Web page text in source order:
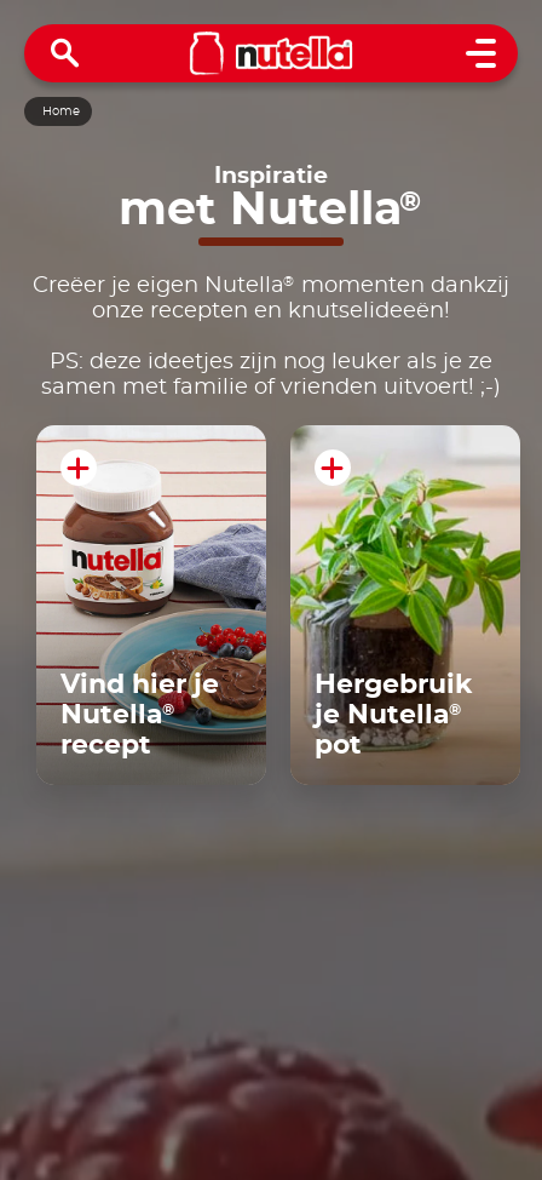
Open
Home
Inspiratie
met Nutella®
Creëer je eigen Nutella®
momenten dankzij
onze recepten en knutselideeën!
PS: deze ideetjes zijn nog leuker als je ze
samen met familie of vrienden uitvoert! ;-)
Vind hier je
Nutella®
recept
Hergebruik
je Nutella®
pot